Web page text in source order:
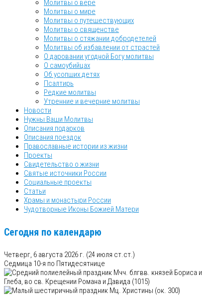
Молитвы о вере
Молитвы о мире
Молитвы о путешествующих
Молитвы о священстве
Молитвы о стяжании добродетелей
Молитвы об избавлении от страстей
О даровании угодной Богу молитвы
О самоубийцах
Об усопших детях
Псалтирь
Редкие молитвы
Утренние и вечерние молитвы
Новости
Нужны Ваши Молитвы
Описания подарков
Описания поездок
Православные истории из жизни
Проекты
Свидетельство о жизни
Святые источники России
Социальные проекты
Статьи
Храмы и монастыри России
Чудотворные Иконы Божией Матери
Сегодня по календарю
Четверг, 6 августа 2026 г. (24 июля ст.ст.)
Седмица 10-я по Пятидесятнице
Мчч. блгвв. князей Бориса и
Глеба, во св. Крещении Романа и Давида (1015)
Мц. Христины (ок. 300)